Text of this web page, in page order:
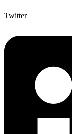
Twitter